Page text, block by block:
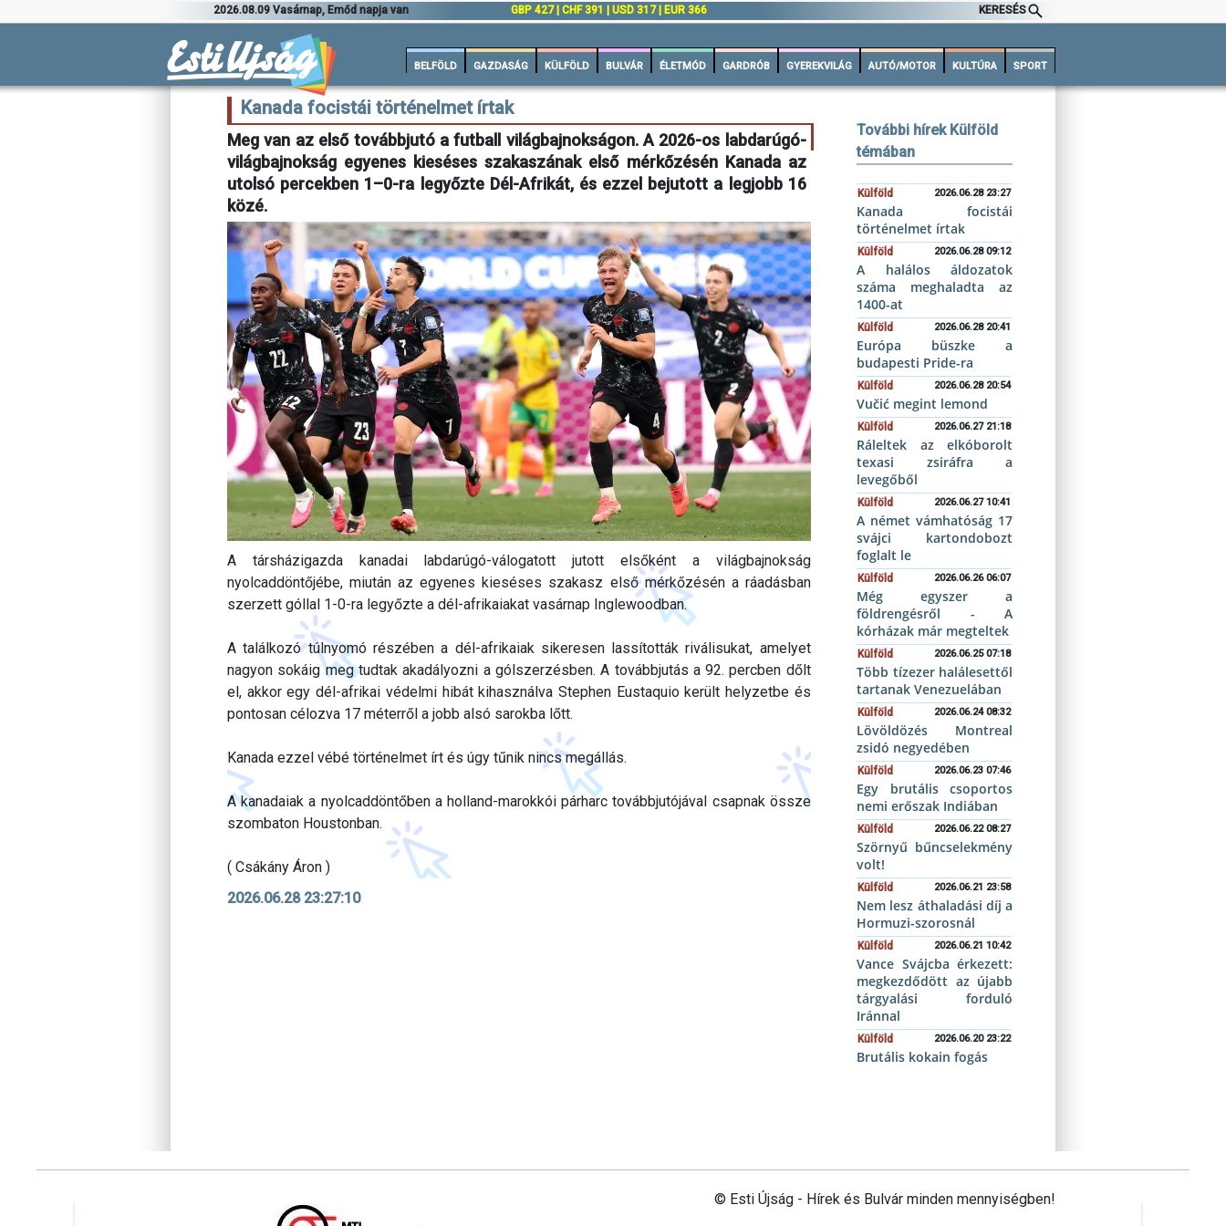
2026.08.09 Vasárnap, Emőd napja van GBP 427 | CHF 391 | USD 317 | EUR 366 KERESÉS
BELFÖLD GAZDASÁG KÜLFÖLD BULVÁR ÉLETMÓD GARDRÓB GYEREKVILÁG AUTÓ/MOTOR KULTÚRA SPORT
Kanada focistái történelmet írtak
Meg van az első továbbjutó a futball világbajnokságon. A 2026-os labdarúgó-
világbajnokság egyenes kieséses szakaszának első mérkőzésén Kanada az
utolsó percekben 1–0-ra legyőzte Dél-Afrikát, és ezzel bejutott a legjobb 16
közé.
A társházigazda kanadai labdarúgó-válogatott jutott elsőként a világbajnokság
nyolcaddöntőjébe, miután az egyenes kieséses szakasz első mérkőzésén a ráadásban
szerzett góllal 1-0-ra legyőzte a dél-afrikaiakat vasárnap Inglewoodban.
A találkozó túlnyomó részében a dél-afrikaiak sikeresen lassították riválisukat, amelyet
nagyon sokáig meg tudtak akadályozni a gólszerzésben. A továbbjutás a 92. percben dőlt
el, akkor egy dél-afrikai védelmi hibát kihasználva Stephen Eustaquio került helyzetbe és
pontosan célozva 17 méterről a jobb alsó sarokba lőtt.
Kanada ezzel vébé történelmet írt és úgy tűnik nincs megállás.
A kanadaiak a nyolcaddöntőben a holland-marokkói párharc továbbjutójával csapnak össze
szombaton Houstonban.
( Csákány Áron )
2026.06.28 23:27:10
További hírek Külföld
témában
Külföld 2026.06.28 23:27
Kanada focistái
történelmet írtak
Külföld 2026.06.28 09:12
A halálos áldozatok
száma meghaladta az
1400-at
Külföld 2026.06.28 20:41
Európa büszke a
budapesti Pride-ra
Külföld 2026.06.28 20:54
Vučić megint lemond
Külföld 2026.06.27 21:18
Ráleltek az elkóborolt
texasi zsiráfra a
levegőből
Külföld 2026.06.27 10:41
A német vámhatóság 17
svájci kartondobozt
foglalt le
Külföld 2026.06.26 06:07
Még egyszer a
földrengésről - A
kórházak már megteltek
Külföld 2026.06.25 07:18
Több tízezer halálesettől
tartanak Venezuelában
Külföld 2026.06.24 08:32
Lövöldözés Montreal
zsidó negyedében
Külföld 2026.06.23 07:46
Egy brutális csoportos
nemi erőszak Indiában
Külföld 2026.06.22 08:27
Szörnyű bűncselekmény
volt!
Külföld 2026.06.21 23:58
Nem lesz áthaladási díj a
Hormuzi-szorosnál
Külföld 2026.06.21 10:42
Vance Svájcba érkezett:
megkezdődött az újabb
tárgyalási forduló
Iránnal
Külföld 2026.06.20 23:22
Brutális kokain fogás
© Esti Újság - Hírek és Bulvár minden mennyiségben!